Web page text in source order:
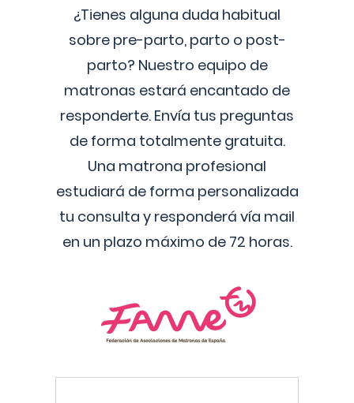
¿Tienes alguna duda habitual
sobre pre-parto, parto o post-
parto? Nuestro equipo de
matronas estará encantado de
responderte. Envía tus preguntas
de forma totalmente gratuita.
Una matrona profesional
estudiará de forma personalizada
tu consulta y responderá vía mail
en un plazo máximo de 72 horas.